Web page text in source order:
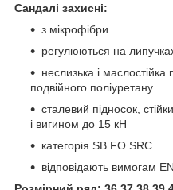
Сандалі захисні:
з мікрофібри
регулюються на
неслизька і
подвійного поліуретану
сталевий підносок,
і вигином до 15 кН
категорія SB FO SRC
відповідають вимогам